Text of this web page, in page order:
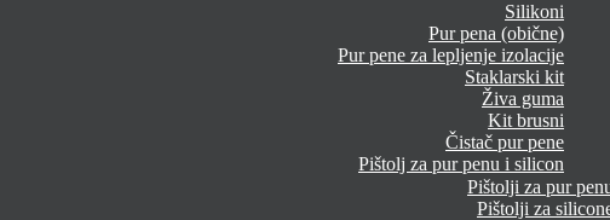
Silikoni
Pur pena (obične)
Pur pene za lepljenje izolacije
Staklarski kit
Živa guma
Kit brusni
Čistač pur pene
Pištolj za pur penu i silicon
Pištolji za pur
Pištolji za